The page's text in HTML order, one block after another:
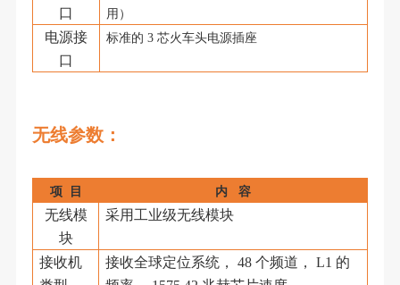
口
用）
电源接
口
标准的 3 芯火车头电源插座
无线参数：
项 目 内 容
无线模
块
采用工业级无线模块
接收机
接收全球定位系统，
48 个频道， L1 的